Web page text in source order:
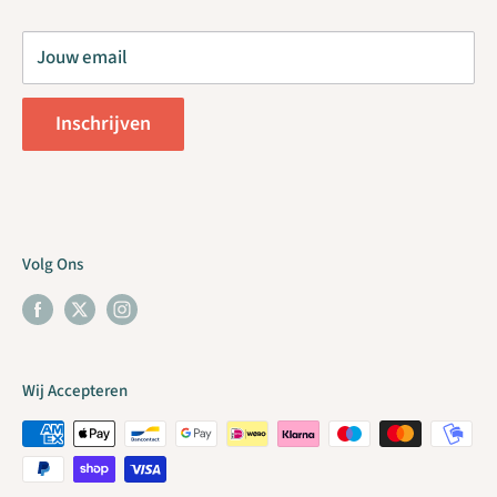
Contact
B2B / Handelsaccount
Order Withdrawal
Jouw email
Inschrijven
COC 75173379 / VAT NL860169522B01
Volg Ons
Wij Accepteren